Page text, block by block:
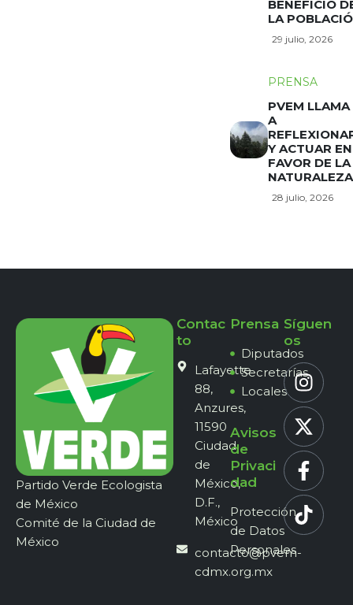
BENEFICIO
LA
29 julio, 2026
PRENSA
PVEM LLAMA
A
Y ACTUAR EN
FAVOR DE LA
NATURALEZA
28 julio, 2026
Partido Verde Ecologista
de México
Comité de la Ciudad de
México
Contac
to
Lafayette
88,
Anzures,
11590
Ciudad
de
México,
D.F.,
México
contacto@pvem-
cdmx.org.mx
Prensa
Diputados
Secretarías
Locales
Avisos
de
Privaci
dad
Protección
de Datos
Personales
Síguen
os